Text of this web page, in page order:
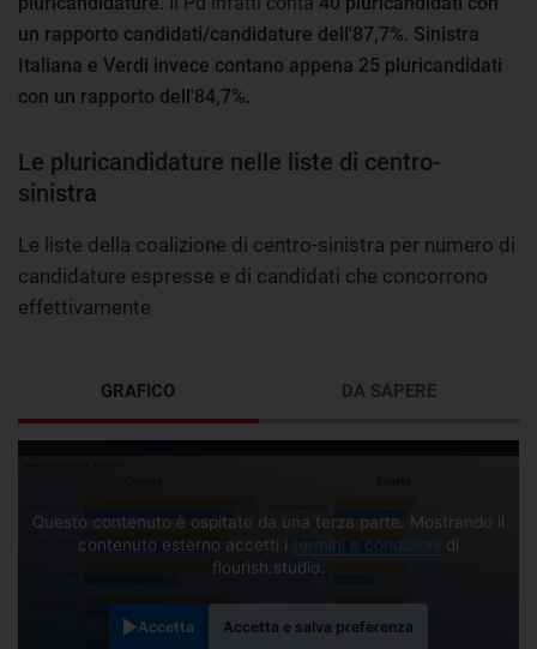
un rapporto candidati/candidature dell'87,7%. Sinistra
Italiana e Verdi invece contano appena 25 pluricandidati
con un rapporto dell'84,7%.
Le pluricandidature nelle liste di centro-
sinistra
Le liste della coalizione di centro-sinistra per numero di
candidature espresse e di candidati che concorrono
effettivamente
GRAFICO
Questo contenuto è ospitato da una terza parte. Mostrando il
contenuto esterno accetti i termini e condizioni di
flourish.studio.
Accetta Accetta e salva preferenza
DA SAPERE